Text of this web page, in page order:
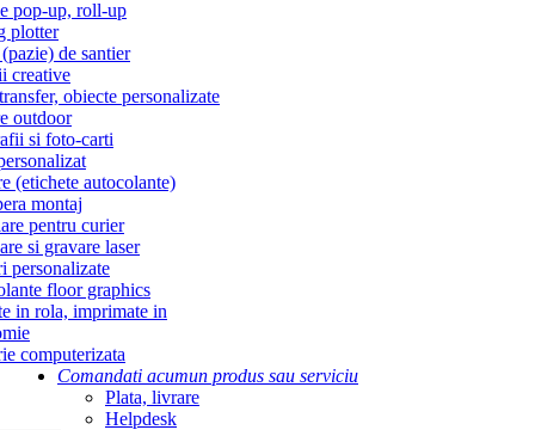
pop-up, roll-up
plotter
de santier
creative
obiecte personalizate
outdoor
si foto-carti
(etichete autocolante)
montaj
pentru curier
si gravare laser
personalizate
floor graphics
in rola, imprimate in
computerizata
Comandati acumun produs sau serviciu
Plata, livrare
Helpdesk